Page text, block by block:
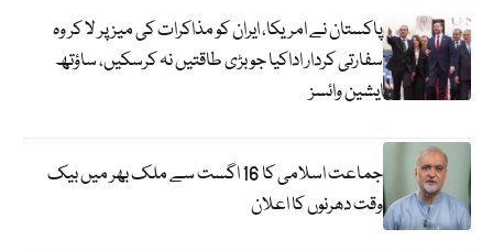
پاکستان نے امریکا، ایران کو مذاکرات کی میز پر لا کر وہ
سفارتی کردار اداکیا جو بڑی طاقتیں نہ کرسکیں، ساؤتھ
ایشین وائسز
جماعت اسلامی کا 16 اگست سے ملک بھر میں بیک
وقت دھرنوں کا اعلان